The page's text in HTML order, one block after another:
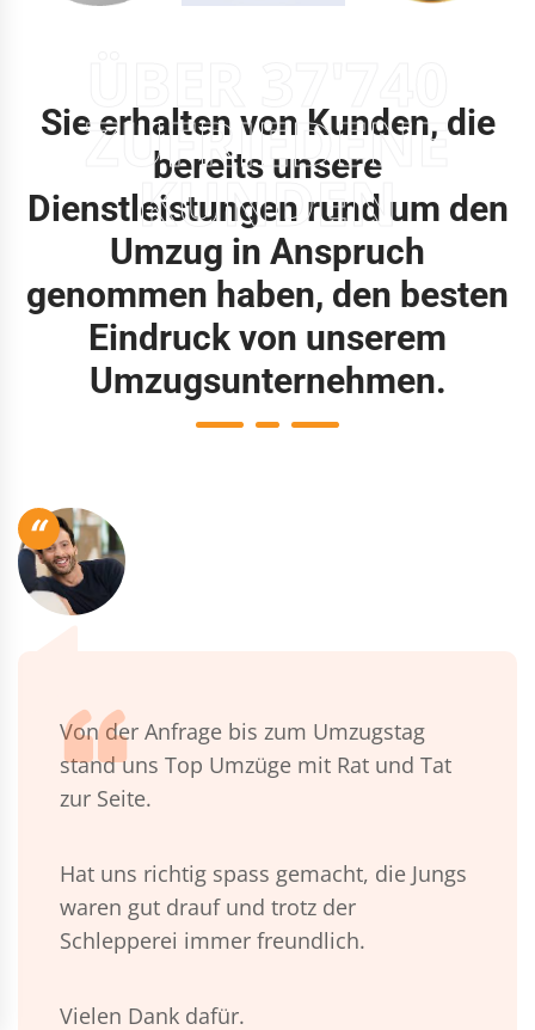
ZUFRIEDENE
KUNDEN
Sie erhalten von Kunden, die
bereits unsere
Dienstleistungen rund um den
Umzug in Anspruch
genommen haben, den besten
Eindruck von unserem
Umzugsunternehmen.
“
Von der Anfrage bis zum Umzugstag
stand uns Top Umzüge mit Rat und Tat
zur Seite.
Hat uns richtig spass gemacht, die Jungs
waren gut drauf und trotz der
Schlepperei immer freundlich.
Vielen Dank dafür.